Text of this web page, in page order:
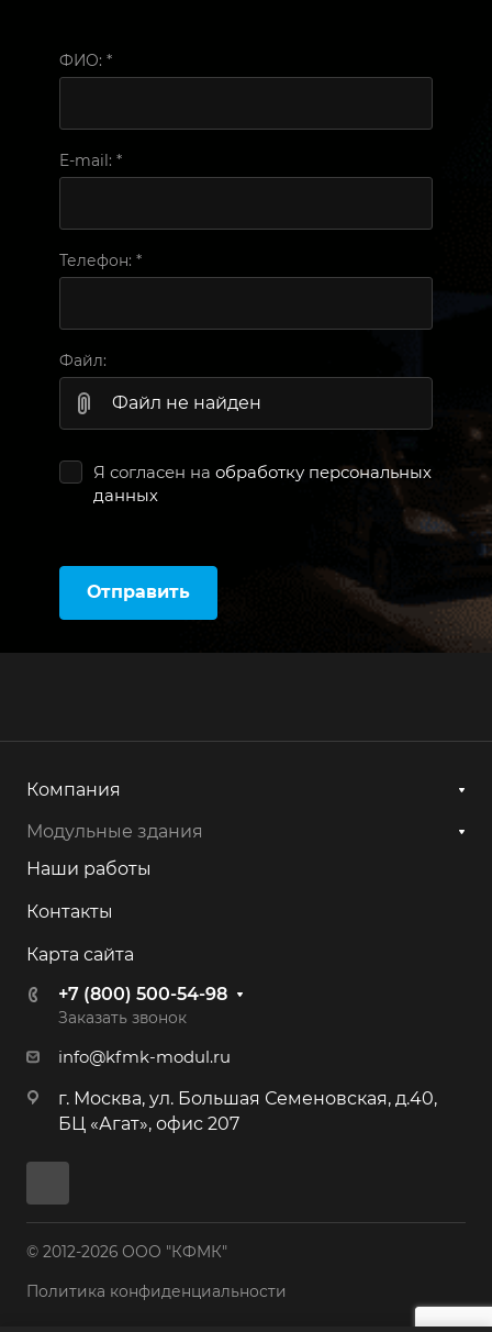
ФИО: *
E-mail: *
Телефон: *
Файл:
Файл не найден
Я согласен на обработку персональных
данных
Отправить
Компания
Модульные здания
Наши работы
Контакты
Карта сайта
+7 (800) 500-54-98
Заказать звонок
info@kfmk-modul.ru
г. Москва, ул. Большая Семеновская, д.40,
БЦ «Агат», офис 207
© 2012-2026 ООО "КФМК"
Политика конфиденциальности